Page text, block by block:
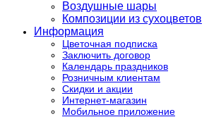
Воздушные шары
Композиции из сухоцветов
Информация
Цветочная подписка
Заключить договор
Календарь праздников
Розничным клиентам
Скидки и акции
Интернет-магазин
Мобильное приложение